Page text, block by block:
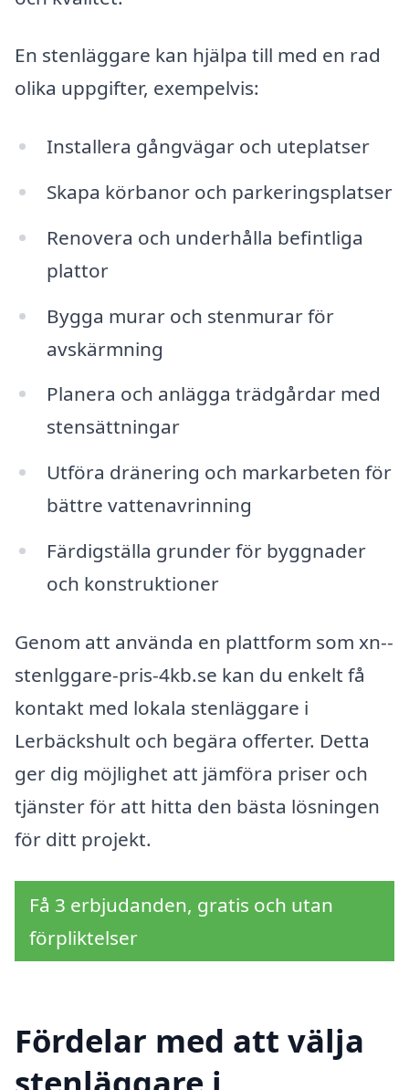
En stenläggare kan hjälpa till med en rad
olika uppgifter, exempelvis:
Installera gångvägar och uteplatser
Skapa körbanor och parkeringsplatser
Renovera och underhålla befintliga
plattor
Bygga murar och stenmurar för
avskärmning
Planera och anlägga trädgårdar med
stensättningar
Utföra dränering och markarbeten för
bättre vattenavrinning
Färdigställa grunder för byggnader
och konstruktioner
Genom att använda en plattform som xn--
stenlggare-pris-4kb.se kan du enkelt få
kontakt med lokala stenläggare i
Lerbäckshult och begära offerter. Detta
ger dig möjlighet att jämföra priser och
tjänster för att hitta den bästa lösningen
för ditt projekt.
Få 3 erbjudanden, gratis och utan
förpliktelser
Fördelar med att välja